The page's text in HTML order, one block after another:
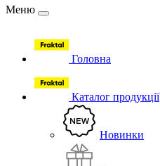
Меню
Головна
Каталог продукції
Новинки